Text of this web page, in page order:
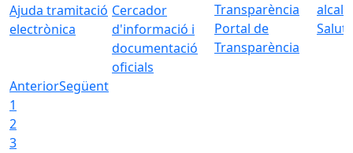
Ajuda tramitació
electrònica
Cercador
d'informació i
documentació
oficials
Portal de
Transparència
AnteriorSegüent
1
2
3